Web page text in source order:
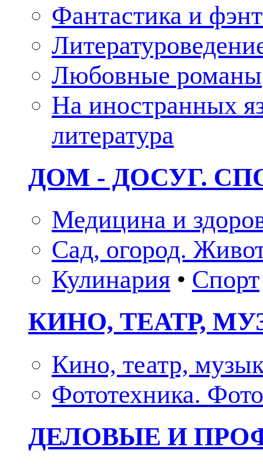
Фантастика и
Любовные романы
На иностранных
литература
ДОМ - ДОСУГ.
Медицина и
Сад, огород.
Кулинария • Спорт
КИНО, ТЕАТР,
Кино, театр,
Фототехника.
ДЕЛОВЫЕ И